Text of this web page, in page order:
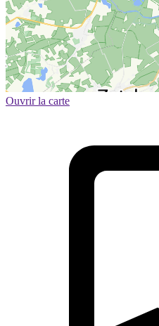
Ouvrir la carte